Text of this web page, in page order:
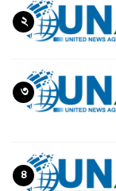
২
৩
৪